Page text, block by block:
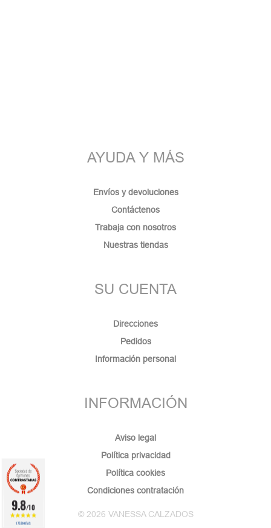
AYUDA Y MÁS
Envíos y devoluciones
Contáctenos
Trabaja con nosotros
Nuestras tiendas
SU CUENTA
Direcciones
Pedidos
Información personal
INFORMACIÓN
Aviso legal
Política privacidad
Política cookies
Condiciones contratación
© 2026 VANESSA CALZADOS
9.8/10
1753 NOTAS